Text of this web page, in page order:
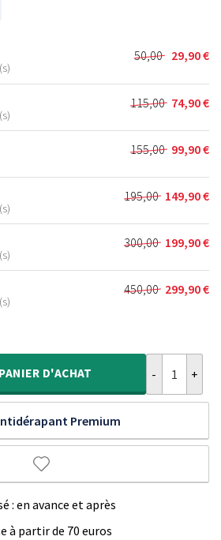
50,00
Le
prix
initial
était :
50,00 €.
29,90€
Le
prix
actuel
est :
29,90 €.
115,00
Le
prix
initial
était :
115,00 €.
74,90€
Le
prix
actuel
est :
74,90 €.
155,00
Le
prix
initial
était :
155,00 €.
99,90€
Le
prix
actuel
est :
99,90 €.
195,00
Le
prix
initial
était :
195,00 €.
149,90€
Le
prix
actuel
est :
149,90 €.
300,00
Le
prix
initial
était :
199,90€
Le
prix
actuel
est :
450,00
Le
450,00 €.
299,90€
Le
299,90 €.
PANIER D'ACHAT
Premium
: en avance et après
à partir de 70 euros